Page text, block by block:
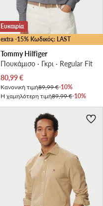
extra -15% Κωδικός: LAST
Ευκαιρία
Tommy Hilfiger
Πουκάμισο · Γκρι · Regular Fit
Τρέχουσα τιμή
80,99€
Κανονική τιμή89,99 €-10%
Η χαμηλότερη τιμή89,99 €-10%